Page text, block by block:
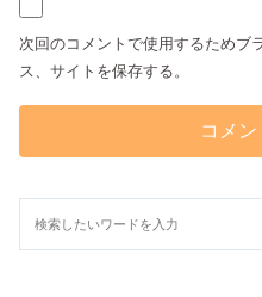
次回のコメントで使用するためブ
ス、サイトを保存する。